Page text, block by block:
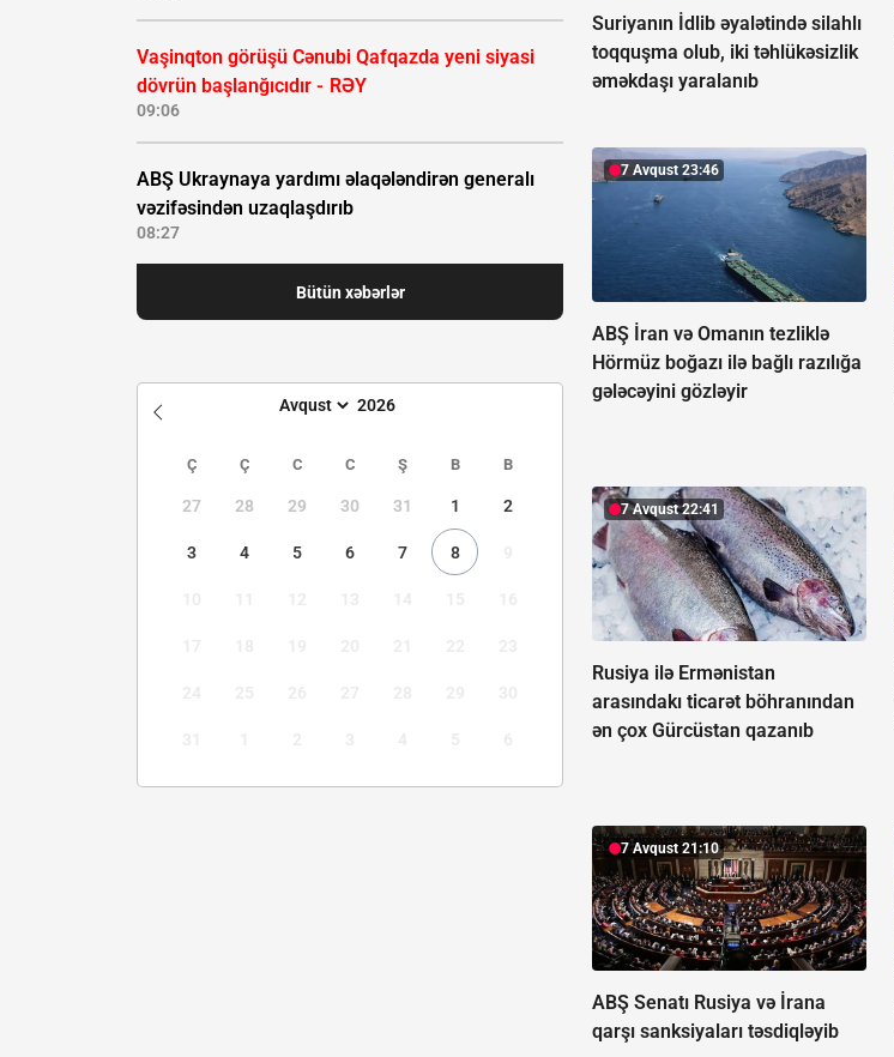
Vaşinqton görüşü Cənubi Qafqazda yeni siyasi
dövrün başlanğıcıdır - RƏY
09:06
ABŞ Ukraynaya yardımı əlaqələndirən generalı
vəzifəsindən uzaqlaşdırıb
08:27
Bütün xəbərlər
Ç Ç C C Ş B B
27 28 29 30 31 1 2
3 4 5 6 7 8
Suriyanın İdlib əyalətində silahlı
toqquşma olub, iki təhlükəsizlik
əməkdaşı yaralanıb
7 Avqust 23:46
ABŞ İran və Omanın tezliklə
Hörmüz boğazı ilə bağlı razılığa
gələcəyini gözləyir
7 Avqust 22:41
Rusiya ilə Ermənistan
arasındakı ticarət böhranından
ən çox Gürcüstan qazanıb
7 Avqust 21:10
ABŞ Senatı Rusiya və İrana
qarşı sanksiyaları təsdiqləyib